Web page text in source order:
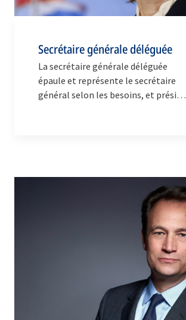
Secrétaire générale déléguée
La secrétaire générale déléguée
épaule et représente le secrétaire
général selon les besoins, et préside